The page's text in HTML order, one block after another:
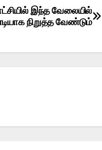
இந்த வேலையில்
நிறுத்த வேண்டும்